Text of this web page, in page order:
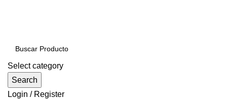
Select category
Search
Login / Register